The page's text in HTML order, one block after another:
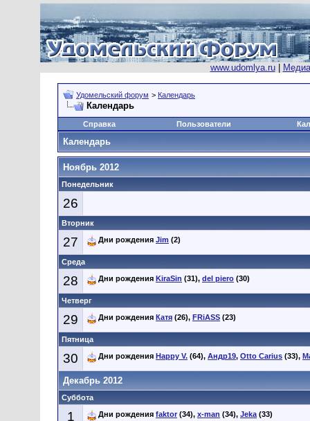
www.udomlya.ru|
Удомельский форум > Календарь
Календарь
Справка Пользователи
Календарь
Ноябрь 2012
Понедельник
26
Вторник
27 Дни рождения Jim (2)
Среда
28 Дни рождения KiraSin (31), del piero (30)
Четверг
29 Дни рождения Катя (26), FRiASS (23)
Пятница
30 Дни рождения Happy V. (64), Андр19, Otto Carius (33),
Декабрь 2012
Суббота
1 Дни рождения faktor (34), x-man (34), Jeka(33)